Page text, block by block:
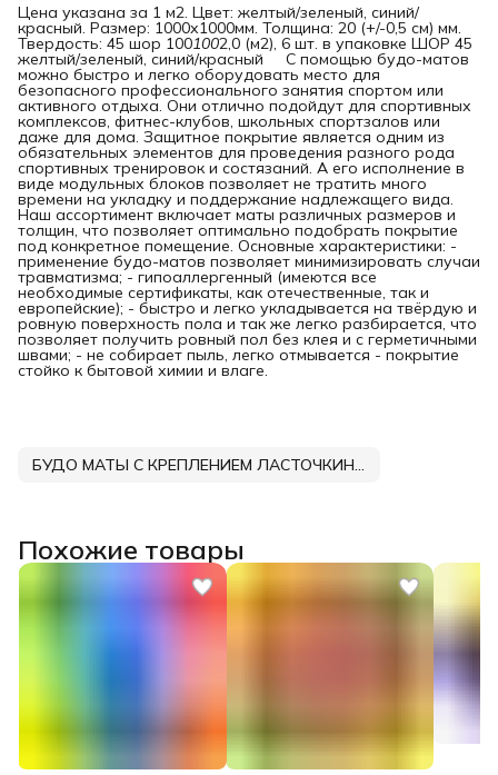
Цена указана за 1 м2. Цвет: желтый/зеленый, синий/
красный. Размер: 1000х1000мм. Толщина: 20 (+/-0,5 см) мм.
Твердость: 45 шор 1001002,0 (м2), 6 шт. в упаковке ШОР 45
желтый/зеленый, синий/красный С помощью будо-матов
можно быстро и легко оборудовать место для
безопасного профессионального занятия спортом или
активного отдыха. Они отлично подойдут для спортивных
комплексов, фитнес-клубов, школьных спортзалов или
даже для дома. Защитное покрытие является одним из
обязательных элементов для проведения разного рода
спортивных тренировок и состязаний. А его исполнение в
виде модульных блоков позволяет не тратить много
времени на укладку и поддержание надлежащего вида.
Наш ассортимент включает маты различных размеров и
толщин, что позволяет оптимально подобрать покрытие
под конкретное помещение. Основные характеристики: -
применение будо-матов позволяет минимизировать случаи
травматизма; - гипоаллергенный (имеются все
необходимые сертификаты, как отечественные, так и
европейские); - быстро и легко укладывается на твёрдую и
ровную поверхность пола и так же легко разбирается, что
позволяет получить ровный пол без клея и с герметичными
швами; - не собирает пыль, легко отмывается - покрытие
стойко к бытовой химии и влаге.
БУДО МАТЫ С КРЕПЛЕНИЕМ ЛАСТОЧКИН ХВОСТ DNN
Похожие товары